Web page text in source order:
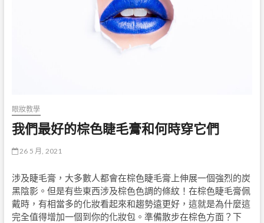
眼妝教學
我們最好的棕色睫毛膏和何時穿它們
26 5 月, 2021
涉及睫毛膏，大多數人都會在棕色睫毛膏上伸展一個強烈的炭
黑陰影。但是有些東西涉及棕色色調的條紋！在棕色睫毛膏佩
戴時，有相當多的化妝看起來和趨勢遠更好，這就是為什麼這
完全值得增加一個到你的化妝包。準備散步在棕色方面？下